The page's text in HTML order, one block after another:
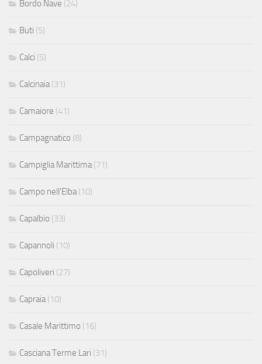
Bordo Nave (24)
Buti (5)
Calci (5)
Calcinaia (31)
Camaiore (41)
Campagnatico (8)
Campiglia Marittima (71)
Campo nell'Elba (10)
Capalbio (33)
Capannoli (10)
Capoliveri (27)
Capraia (10)
Casale Marittimo (16)
Casciana Terme Lari (31)